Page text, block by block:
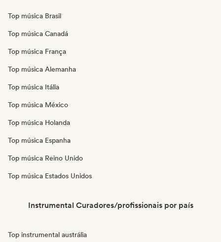
Top música Brasil
Top música Canadá
Top música França
Top música Alemanha
Top música Itália
Top música México
Top música Holanda
Top música Espanha
Top música Reino Unido
Top música Estados Unidos
Instrumental Curadores/profissionais por país
Top instrumental austrália